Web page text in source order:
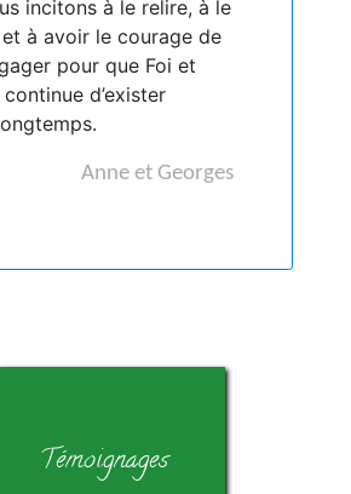
incitons à le relire, à le
à avoir le courage de
pour que Foi et
d’exister
Anne et Georges
Témoignages